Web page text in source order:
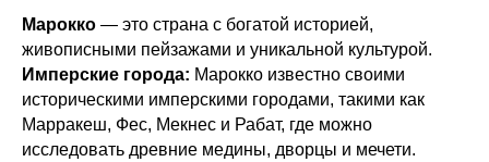
Марокко — это страна с богатой историей,
живописными пейзажами и уникальной культурой.
Имперские города: Марокко известно своими
историческими имперскими городами, такими как
Марракеш, Фес, Мекнес и Рабат, где можно
исследовать древние медины, дворцы и мечети.